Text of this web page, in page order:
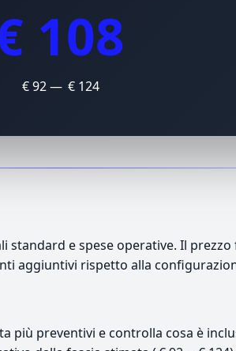
108
€ 92 — € 124
e spese operative. Il
aggiuntivi rispetto alla
più preventivi e controlla cosa è